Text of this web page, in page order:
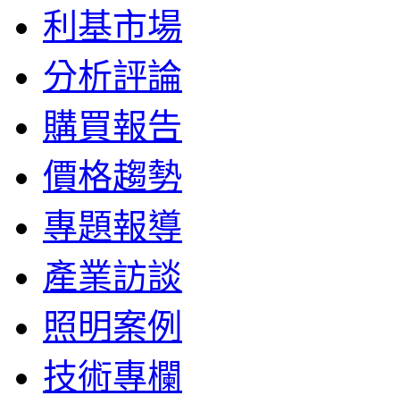
利基市場
分析評論
購買報告
價格趨勢
專題報導
產業訪談
照明案例
技術專欄